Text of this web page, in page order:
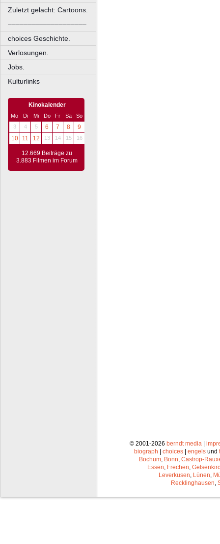
Zuletzt gelacht: Cartoons.
––––––––––––––––––––
choices Geschichte.
Verlosungen.
Jobs.
Kulturlinks
Kinokalender
Mo Di Mi Do Fr Sa
So
3
4 5 6 7 8
9
10
11 12 13 14 15 16
12.669 Beiträge zu
3.883 Filmen im Forum
© 2001-2026 berndt media |
biograph | choices | engels und
Bochum Bonn Castrop-
Essen Frechen
Leverkusen Lünen
Recklinghausen